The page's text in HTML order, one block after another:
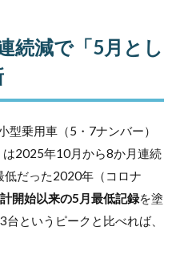
続減で「5月とし
型乗用車（5・7ナンバー）
2025年10月から8か月連続
だった2020年（コロナ
開始以来の5月最低記録を塗
というピークと比べれば、